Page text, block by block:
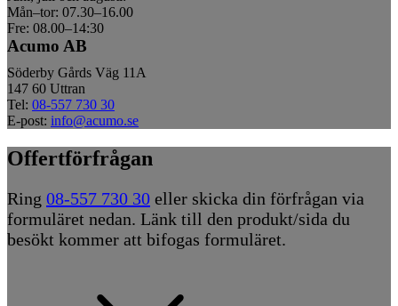
Mån–tor: 07.30–16.00
Fre: 08.00–14:30
Acumo AB
Söderby Gårds Väg 11A
147 60 Uttran
Tel: 08-557 730 30
E-post: info@acumo.se
Offertförfrågan
Ring 08-557 730 30 eller skicka din förfrågan via
formuläret nedan. Länk till den produkt/sida du
besökt kommer att bifogas formuläret.